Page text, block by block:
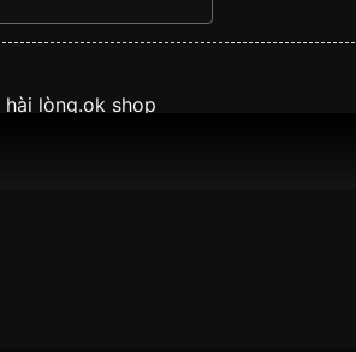
lòng.ok shop
VNLUX để được